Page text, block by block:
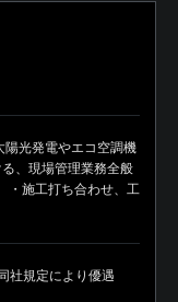
陽光発電やエコ空調機
、現場管理業務全般
・施工打ち合わせ、工
社規定により優遇